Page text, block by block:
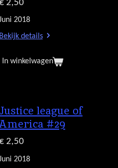
2,50
2018
Bekijk details
In winkelwagen
league of
#29
2,50
2018